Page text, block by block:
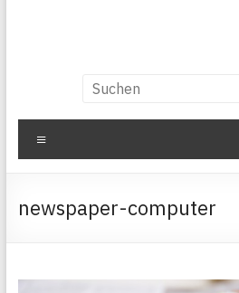
newspaper-computer